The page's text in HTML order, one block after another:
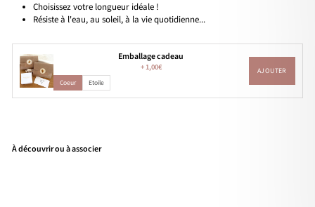
Choisissez votre longueur idéale !
Résiste à l'eau, au soleil, à la vie quotidienne...
Emballage cadeau
+1,00€
Coeur Etoile
AJOUTER
À découvrir ou à associer